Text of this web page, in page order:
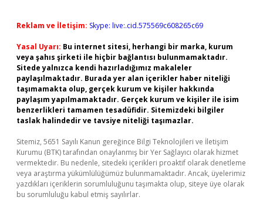
Reklam ve İletişim: Skype: live:.cid.575569c608265c69
Yasal Uyarı: Bu internet sitesi, herhangi bir marka, kurum
veya şahıs şirketi ile hiçbir bağlantısı bulunmamaktadır.
Sitede yalnızca kendi hazırladığımız makaleler
paylaşılmaktadır. Burada yer alan içerikler haber niteliği
taşımamakta olup, gerçek kurum ve kişiler hakkında
paylaşım yapılmamaktadır. Gerçek kurum ve kişiler ile isim
benzerlikleri tamamen tesadüfidir. Sitemizdeki bilgiler
taslak halindedir ve tavsiye niteliği taşımazlar.
Sitemiz, 5651 Sayılı Kanun gereğince Bilgi Teknolojileri ve İletişim
Kurumu (BTK) tarafından onaylanmış bir Yer Sağlayıcı olarak hizmet
vermektedir. Bu nedenle, sitedeki içerikleri proaktif olarak denetleme
veya araştırma yükümlülüğümüz bulunmamaktadır. Ancak, üyelerimiz
yazdıkları içeriklerin sorumluluğunu taşımakta olup, siteye üye olarak
bu sorumluluğu kabul etmiş sayılırlar.